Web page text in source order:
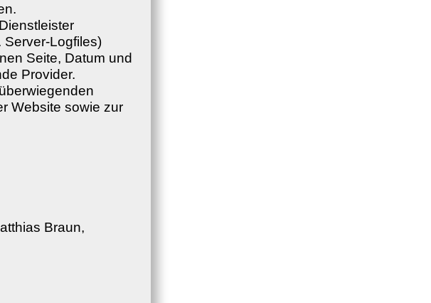
Server-Logfiles)
Seite, Datum und
Provider.
Website sowie zur
Braun,